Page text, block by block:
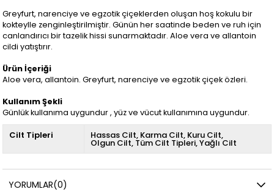
Greyfurt, narenciye ve egzotik çiçeklerden oluşan hoş kokulu bir
kokteylle zenginleştirilmiştir. Günün her saatinde beden ve ruh için
canlandırıcı bir tazelik hissi sunarmaktadır. Aloe vera ve allantoin
cildi yatıştırır.
Ürün İçeriği
Aloe vera, allantoin. Greyfurt, narenciye ve egzotik çiçek özleri.
Kullanım Şekli
Günlük kullanıma uygundur , yüz ve vücut kullanımına uygundur.
Cilt Tipleri Hassas Cilt Karma Cilt Kuru Cilt
Olgun Cilt Tüm Cilt Tipleri Yağlı Cilt
YORUMLAR(0)